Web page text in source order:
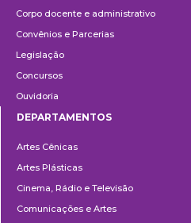
Corpo docente e administrativo
Convênios e Parcerias
Legislação
Concursos
Ouvidoria
DEPARTAMENTOS
Artes Cênicas
Artes Plásticas
Cinema, Rádio e Televisão
Comunicações e Artes